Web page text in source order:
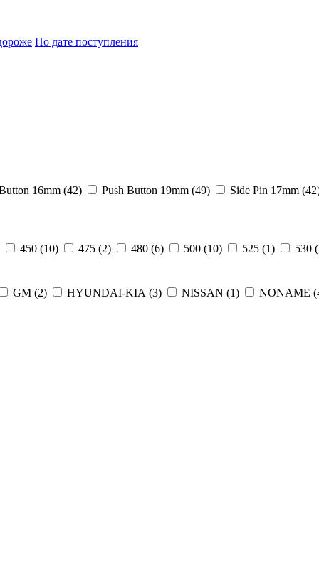
По дате поступления
16mm (42) Push Button 19mm (49) Side Pin 17mm (42
450 (10) 475 (2) 480 (6) 500 (10) 525 (1) 530 (
GM (2) HYUNDAI-KIA (3) NISSAN (1) NONAME (